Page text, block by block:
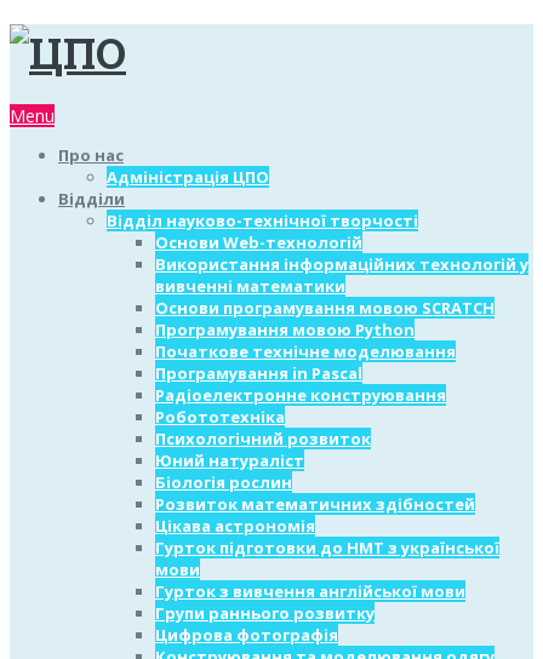
Menu
Про нас
Адміністрація ЦПО
Відділи
Відділ науково-технічної творчості
Основи Web-технологій
Використання інформаційних технологій у
вивченні математики
Основи програмування мовою SCRATCH
Програмування мовою Python
Початкове технічне моделювання
Програмування in Pascal
Радіоелектронне конструювання
Робототехніка
Психологічний розвиток
Юний натураліст
Біологія рослин
Розвиток математичних здібностей
Цікава астрономія
Гурток підготовки до НМТ з української
мови
Гурток з вивчення англійської мови
Групи раннього розвитку
Цифрова фотографія